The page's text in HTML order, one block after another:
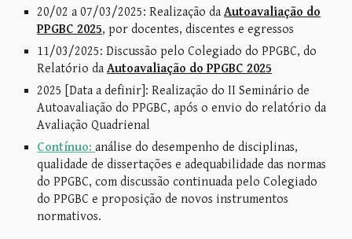
20/02 a 07/03/2025: Realização daAutoavaliação do
PPGBC 2025, por docentes, discentes e egressos
11/03/2025: Discussão pelo Colegiado do PPGBC, do
Relatório daAutoavaliação do PPGBC 2025
2025 [Data a definir]: Realização do II Seminário de
Autoavaliação do PPGBC, após o envio do relatório da
Avaliação Quadrienal
Contínuo:análise do desempenho de disciplinas,
qualidade de dissertações e adequabilidade das normas
do PPGBC, com discussão continuada pelo Colegiado
do PPGBC e proposição de novos instrumentos
normativos.